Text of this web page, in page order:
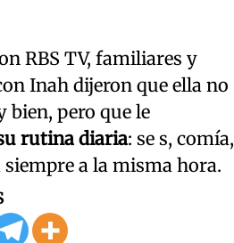
RBS TV, familiares y
Inah dijeron que ella no
pero que le
rutina diaria: se s, comía,
siempre a la misma hora.